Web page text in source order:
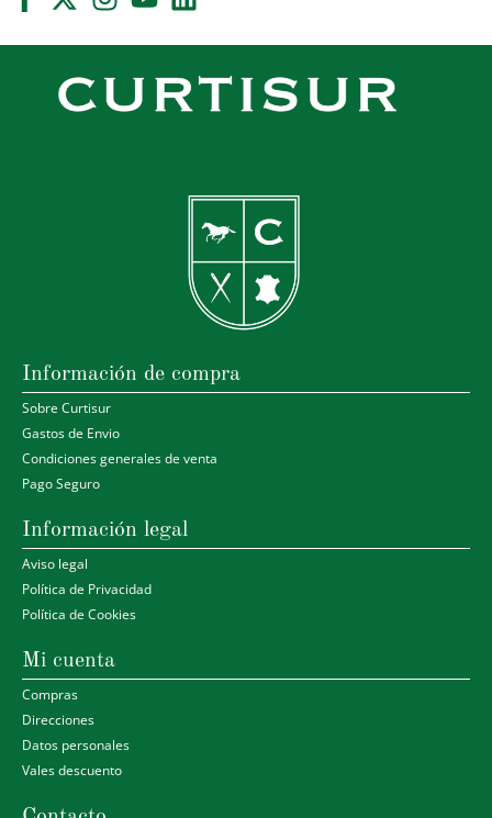
Información de compra
Sobre Curtisur
Gastos de Envio
Condiciones generales de venta
Pago Seguro
Información legal
Aviso legal
Política de Privacidad
Política de Cookies
Mi cuenta
Compras
Direcciones
Datos personales
Vales descuento